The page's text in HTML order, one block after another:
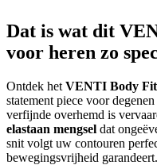
Dat is wat dit
voor heren zo
Ontdek het VENTI Body Fit
statement piece voor
verfijnde overhemd is
elastaan mengsel dat
snit volgt uw contouren
bewegingsvrijheid garandeert.